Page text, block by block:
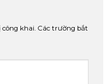
khai. Các trường bắt